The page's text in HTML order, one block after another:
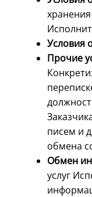
Условия
Прочие
писем и
обмена
Обмен
услуг